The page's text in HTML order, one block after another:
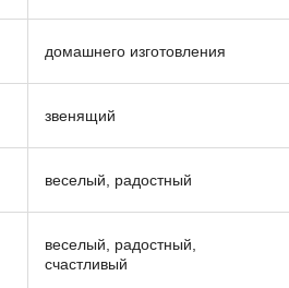
домашнего изготовления
звенящий
веселый, радостный
веселый, радостный,
счастливый